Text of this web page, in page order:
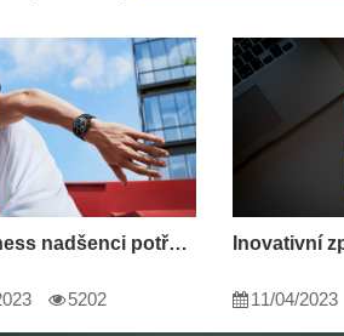
Proč fitness nadšenci potřebují chytré hodinky
5202 11/04/2023